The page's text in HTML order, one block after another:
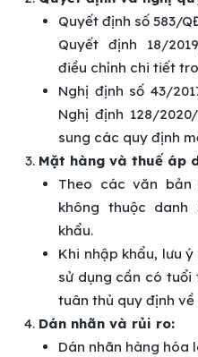
Quyết định số 583/
Quyết định 18/
điều chỉnh chi tiết
Nghị định số 43/
Nghị định 128/
sung các quy định
Mặt hàng và thuế áp
Theo các văn
không thuộc
khẩu.
Khi nhập khẩu, lưu
sử dụng cần có tuổi
tuân thủ quy định
Dán nhãn và rủi ro:
Dán nhãn hàng hóa